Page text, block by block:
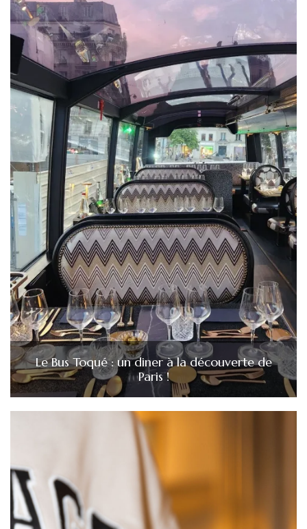
Le Bus Toqué : un diner à la découverte de
Paris !